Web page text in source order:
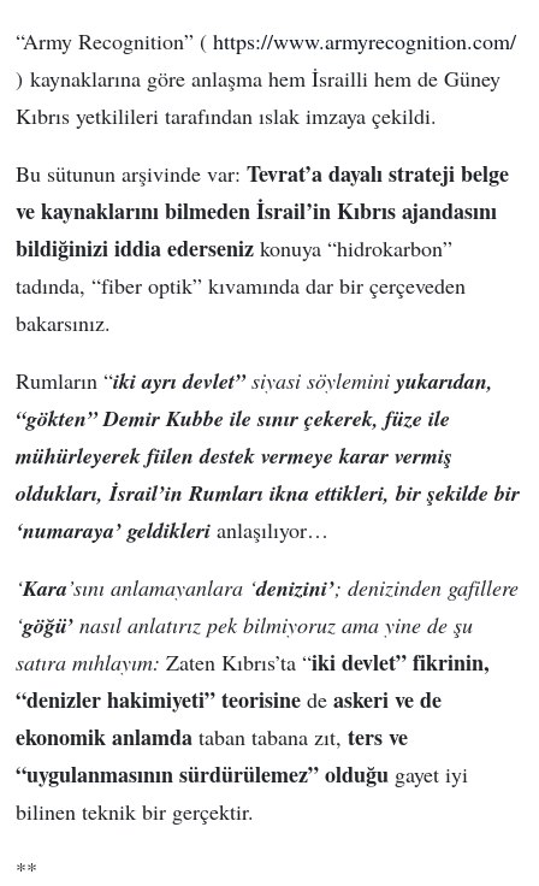
“Army Recognition” ( https://www.armyrecognition.com/
) kaynaklarına göre anlaşma hem İsrailli hem de Güney
Kıbrıs yetkilileri tarafından ıslak imzaya çekildi.
Bu sütunun arşivinde var: Tevrat’a dayalı strateji belge
ve kaynaklarını bilmeden İsrail’in Kıbrıs ajandasını
bildiğinizi iddia edersenizkonuya “hidrokarbon”
tadında, “fiber optik” kıvamında dar bir çerçeveden
bakarsınız.
Rumların “iki ayrı devlet”siyasi söyleminiyukarıdan,
“gökten” Demir Kubbe ile sınır çekerek, füze ile
mühürleyerek fiilen destek vermeye karar vermiş
oldukları, İsrail’in Rumları ikna ettikleri, bir şekilde bir
‘numaraya’ geldikleri anlaşılıyor…
‘Kara’sını anlamayanlara ‘denizini’; denizinden gafillere
‘göğü’nasıl anlatırız pek bilmiyoruz ama yine de şu
satıra mıhlayım: Zaten Kıbrıs’ta “iki devlet” fikrinin,
“denizler hakimiyeti” teorisinede askeri ve de
ekonomik anlamdataban tabana zıt, ters ve
“uygulanmasının sürdürülemez” olduğugayet iyi
bilinen teknik bir gerçektir.
**